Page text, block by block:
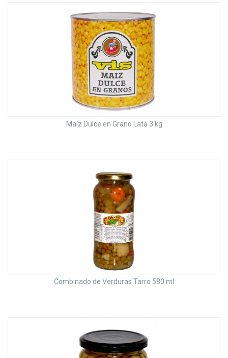
Maíz Dulce en Grano Lata 3 kg
Combinado de Verduras Tarro 580 ml